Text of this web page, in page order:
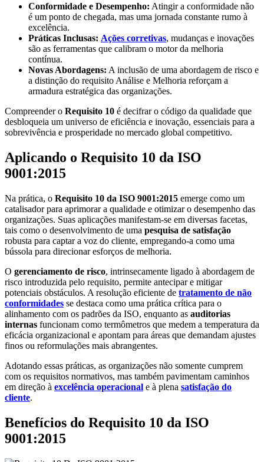
Conformidade e Desempenho: Atingir a conformidade não
é um ponto de chegada, mas uma jornada constante rumo à
excelência.
Práticas Inclusas: Ações corretivas, mudanças e inovações
são as ferramentas que calibram o motor da melhoria
contínua.
Novas Abordagens: A inclusão de uma abordagem de risco e
a distinção do requisito Análise e Melhoria reforçam a
armadura estratégica das organizações.
Compreender o Requisito 10 é decifrar o código da qualidade que
desbloqueia um universo de eficiência e inovação, essenciais para a
sobrevivência e prosperidade no mercado global competitivo.
Aplicando o Requisito 10 da ISO
9001:2015
Na prática, o Requisito 10 da ISO 9001:2015 emerge como um
catalisador para aprimorar a qualidade e otimizar o desempenho das
organizações. Suas aplicações manifestam-se em diversas facetas,
tais como o desenvolvimento de uma pesquisa de satisfação
robusta para captar a voz do cliente, empregando-a como uma
bússola para direcionar esforços de melhoria.
O gerenciamento de risco, intrinsecamente ligado à abordagem de
risco introduzida pelo requisito, permite antecipar e mitigar
potenciais obstáculos. A resolução eficiente de tratamento de não
conformidades se destaca como uma prática crítica para o
alinhamento com os padrões da ISO, enquanto as auditorias
internas funcionam como termômetros que medem a temperatura da
eficácia organizacional e apontam para áreas que demandam ajustes
finos ou reformulações mais abrangentes.
Adotando essas práticas, as organizações não somente cumprem
com os requisitos normativos, mas também pavimentam caminhos
em direção à excelência operacional e à plena satisfação do
cliente.
Benefícios do Requisito 10 da ISO
9001:2015